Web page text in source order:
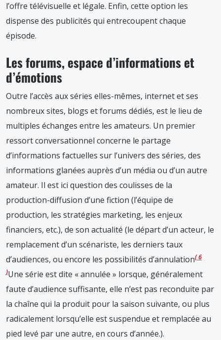
l’offre télévisuelle et légale. Enfin, cette option les
dispense des publicités qui entrecoupent chaque
épisode.
Les forums, espace d’informations et
d’émotions
Outre l’accès aux séries elles-mêmes, internet et ses
nombreux sites, blogs et forums dédiés, est le lieu de
multiples échanges entre les amateurs. Un premier
ressort conversationnel concerne le partage
d’informations factuelles sur l’univers des séries, des
informations glanées auprès d’un média ou d’un autre
amateur. Il est ici question des coulisses de la
production-diffusion d’une fiction (l’équipe de
production, les stratégies marketing, les enjeux
financiers, etc.), de son actualité (le départ d’un acteur, le
remplacement d’un scénariste, les derniers taux
d’audiences, ou encore les possibilités d’annulation 6
Une série est dite « annulée » lorsque, généralement
faute d’audience suffisante, elle n’est pas reconduite par
la chaîne qui la produit pour la saison suivante, ou plus
radicalement lorsqu’elle est suspendue et remplacée au
pied levé par une autre, en cours d’année.).